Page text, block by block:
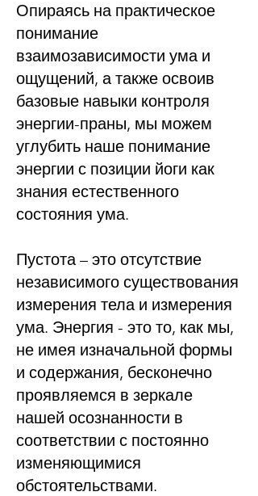
Опираясь на практическое
понимание
взаимозависимости ума и
ощущений, а также освоив
базовые навыки контроля
энергии-праны, мы можем
углубить наше понимание
энергии с позиции йоги как
знания естественного
состояния ума.
Пустота – это отсутствие
независимого существования
измерения тела и измерения
ума. Энергия - это то, как мы,
не имея изначальной формы
и содержания, бесконечно
проявляемся в зеркале
нашей осознанности в
соответствии с постоянно
изменяющимися
обстоятельствами.